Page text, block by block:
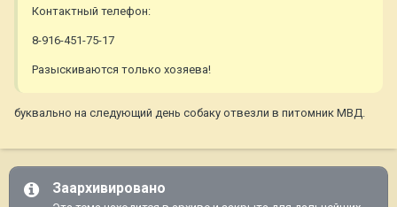
Контактный телефон:
8-916-451-75-17
Разыскиваются только хозяева!
буквально на следующий день собаку отвезли в питомник МВД.
Заархивировано